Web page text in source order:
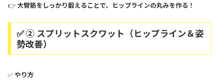
👉 大臀筋をしっかり鍛えることで、ヒップラインの丸みを作る！
✅ ② スプリットスクワット（ヒップライン＆姿
勢改善）
✅やり方